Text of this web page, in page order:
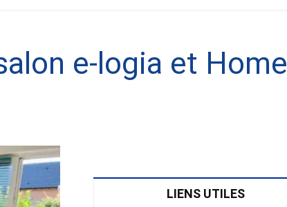
e-logia et Home
LIENS UTILES